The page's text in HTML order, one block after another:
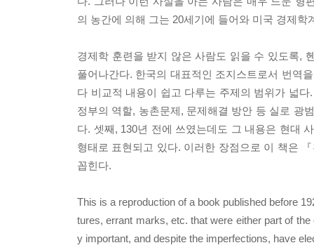
의 농간에 의해 그는 20세기에 들어와 미국 경제
경제학 훈련을 받지 않은 사람도 읽을 수 있도록,
풀어나간다. 한국의 대표적인 조지스트로서 번역
다 비교적 내용이 쉽고 다루는 주제의 범위가 넓
정부의 역할, 농촌문제, 문제해결 방안 등 실로 광
다. 셋째, 130년 전에 쓰였는데도 그 내용은 현대
형태로 표현되고 있다. 이러한 장점으로 이 책은
꼽힌다.
This is a reproduction of a book published before
tures, errant marks, etc. that were either part of
y important, and despite the imperfections, have